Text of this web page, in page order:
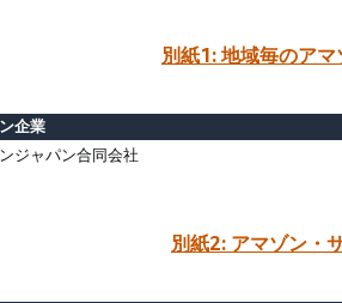
別紙1: 地域毎のア
企業
ジャパン合同会社
別紙2: アマゾン・